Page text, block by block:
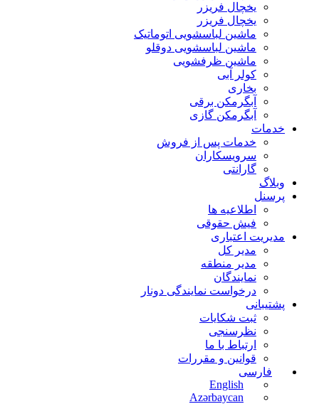
یخچال فریزر
یخچال فریزر
ماشین لباسشویی اتوماتیک
ماشین لباسشویی دوقلو
ماشین ظرفشویی
کولر آبی
بخاری
آبگرمکن برقی
آبگرمکن گازی
خدمات
خدمات پس از فروش
سرویسکاران
گارانتی
وبلاگ
پرسنل
اطلاعیه ها
فیش حقوقی
مدیریت اعتباری
مدیر کل
مدیر منطقه
نمایندگان
درخواست نمایندگی دونار
پشتیبانی
ثبت شکایات
نظرسنجی
ارتباط با ما
قوانین و مقررات
فارسی
English
Azərbaycan